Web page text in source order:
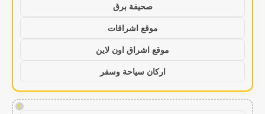
صحيفة برق
موقع اشراقات
موقع اشراق اون لاين
اركان سياحة وسفر
!